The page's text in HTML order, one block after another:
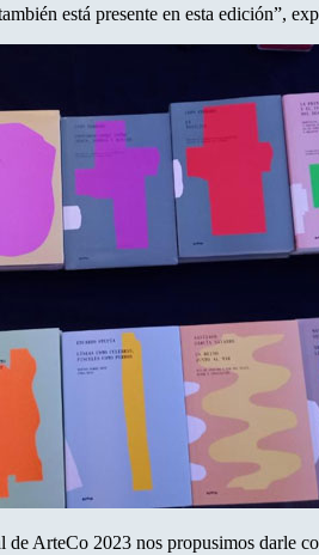
está presente en esta edición”,
ArteCo 2023 nos propusimos darle